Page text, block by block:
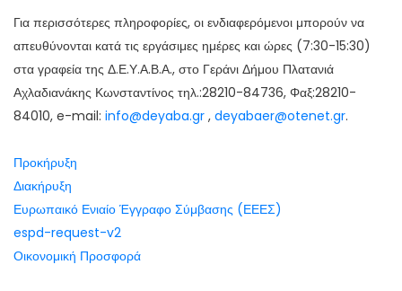
Για περισσότερες πληροφορίες, οι ενδιαφερόμενοι μπορούν να
απευθύνονται κατά τις εργάσιμες ημέρες και ώρες (7:30-15:30)
στα γραφεία της Δ.Ε.Υ.Α.Β.Α., στο Γεράνι Δήμου Πλατανιά
Αχλαδιανάκης Κωνσταντίνος τηλ.:28210-84736, Φαξ:28210-
84010, e-mail: info@deyaba.gr , deyabaer@otenet.gr.
Προκήρυξη
Διακήρυξη
Ευρωπαικό Ενιαίο Έγγραφο Σύμβασης (ΕΕΕΣ)
espd-request-v2
Οικονομική Προσφορά